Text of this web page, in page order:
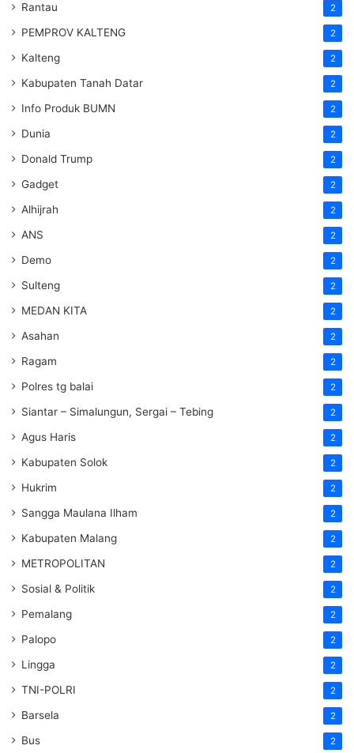
Rantau 2
PEMPROV KALTENG 2
Kalteng 2
Kabupaten Tanah Datar 2
Info Produk BUMN 2
Dunia 2
Donald Trump 2
Gadget 2
Alhijrah 2
ANS 2
Demo 2
Sulteng 2
MEDAN KITA 2
Asahan 2
Ragam 2
Polres tg balai 2
Siantar – Simalungun, Sergai – Tebing 2
Agus Haris 2
Kabupaten Solok 2
Hukrim 2
Sangga Maulana Ilham 2
Kabupaten Malang 2
METROPOLITAN 2
Sosial & Politik 2
Pemalang 2
Palopo 2
Lingga 2
TNI-POLRI 2
Barsela 2
Bus 2